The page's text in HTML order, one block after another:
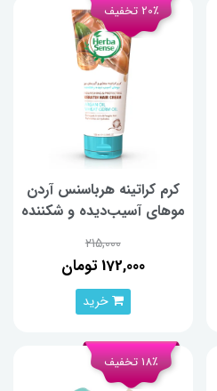
كرم كراتينه هرباسنس آردن
موهاي آسيب‌ديده و شكننده
ميلی‌لیتر
215,000
172,000 تومان
20٪ تخفیف
خرید
18٪ تخفیف